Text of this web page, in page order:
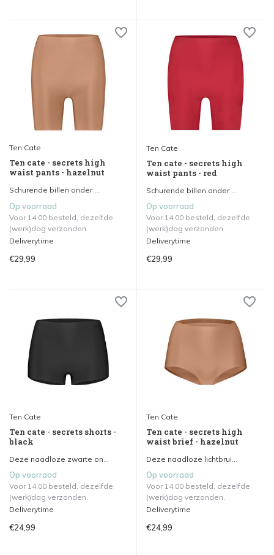
Ten Cate
Ten cate - secrets high
waist pants - hazelnut
Schurende billen onder ...
Op voorraad
Voor 14.00 besteld, dezelfde
(werk)dag verzonden.
Deliverytime
€29,99
Ten Cate
Ten cate - secrets high
waist pants - red
Schurende billen onder ...
Op voorraad
Voor 14.00 besteld, dezelfde
(werk)dag verzonden.
Deliverytime
€29,99
Ten Cate
Ten cate - secrets shorts -
black
Deze naadloze zwarte on...
Op voorraad
Voor 14.00 besteld, dezelfde
(werk)dag verzonden.
Deliverytime
€24,99
Ten Cate
Ten cate - secrets high
waist brief - hazelnut
Deze naadloze lichtbrui...
Op voorraad
Voor 14.00 besteld, dezelfde
(werk)dag verzonden.
Deliverytime
€24,99